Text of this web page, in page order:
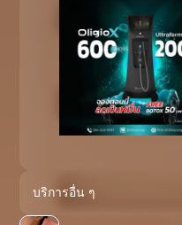
บริการอื่น ๆ